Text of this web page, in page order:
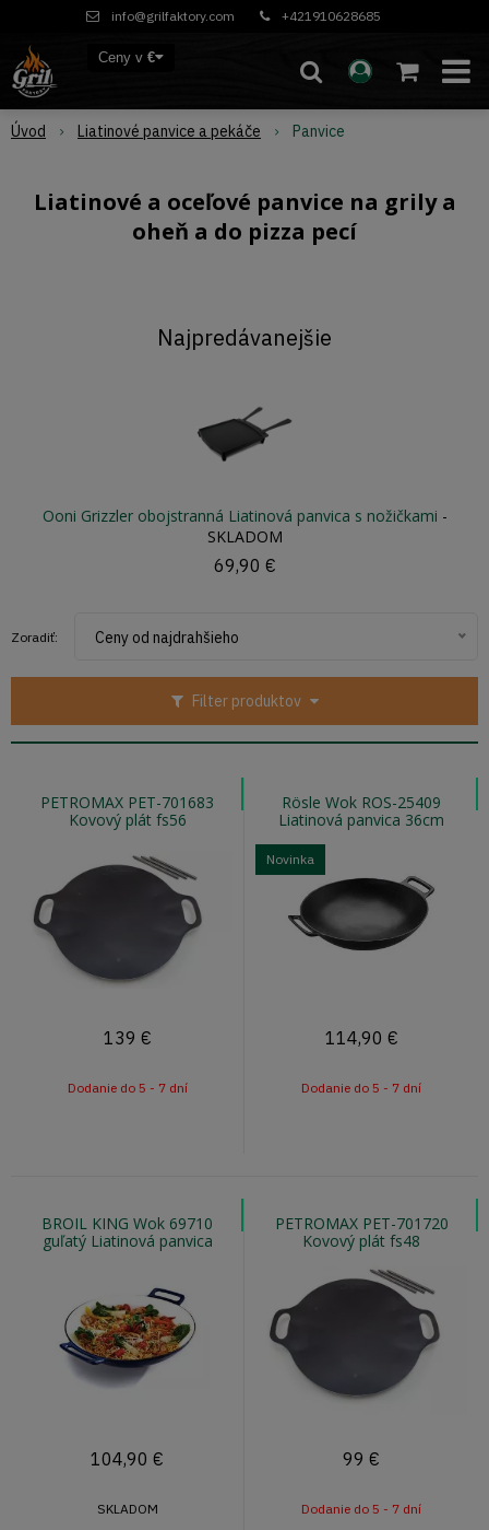
info@grilfaktory.com +421910628685
Ceny v €
Úvod Liatinové panvice a pekáče Panvice
Liatinové a oceľové panvice na grily a
oheň a do pizza pecí
Najpredávanejšie
Ooni Grizzler obojstranná Liatinová panvica s nožičkami -
SKLADOM
69,90 €
Filter produktov
Zoradiť: Ceny od najdrahšieho
PETROMAX PET-701683
Kovový plát fs56
139 €
Dodanie do 5 - 7 dní
Rösle Wok ROS-25409
Liatinová panvica 36cm
Novinka
114,90 €
Dodanie do 5 - 7 dní
BROIL KING Wok 69710
guľatý Liatinová panvica
104,90 €
SKLADOM
PETROMAX PET-701720
Kovový plát fs48
99 €
Dodanie do 5 - 7 dní